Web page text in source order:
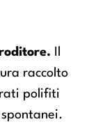
raccolto
polifiti